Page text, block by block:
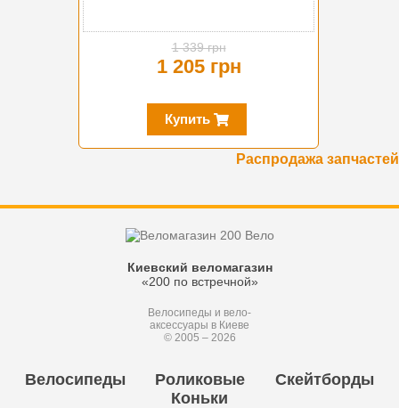
1 339 грн
1 205 грн
Купить
Распродажа запчастей
Киевский веломагазин
«200 по встречной»
Велосипеды и вело-
аксессуары в Киеве
© 2005 – 2026
Велосипеды
Роликовые
Коньки
Скейтборды